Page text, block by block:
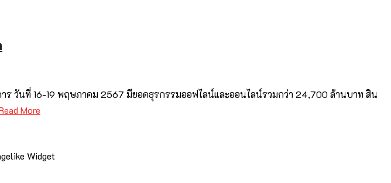
าร วันที่ 16-19 พฤษภาคม 2567 มียอดธุรกรรมออฟไลน์และออนไลน์รวมกว่า 24,700 ล้านบาท สิน
More